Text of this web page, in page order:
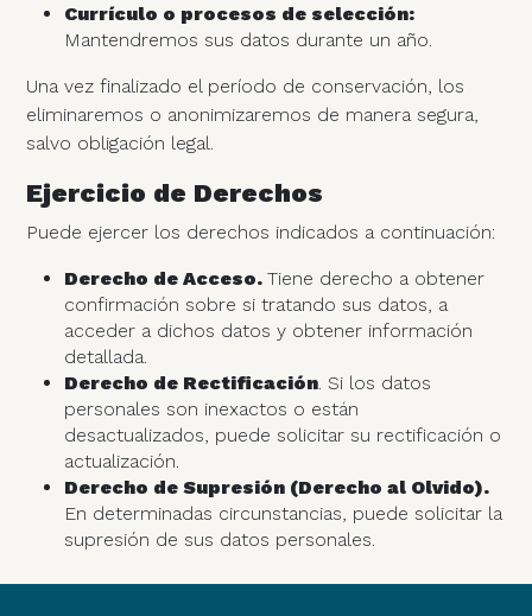
Currículo o procesos de selección:
Mantendremos sus datos durante un año.
Una vez finalizado el período de conservación, los
eliminaremos o anonimizaremos de manera segura,
salvo obligación legal.
Ejercicio de Derechos
Puede ejercer los derechos indicados a continuación:
Derecho de Acceso.Tiene derecho a obtener
confirmación sobre si tratando sus datos, a
acceder a dichos datos y obtener información
detallada.
Derecho de Rectificación. Si los datos
personales son inexactos o están
desactualizados, puede solicitar su rectificación o
actualización.
Derecho de Supresión (Derecho al Olvido).
En determinadas circunstancias, puede solicitar la
supresión de sus datos personales.